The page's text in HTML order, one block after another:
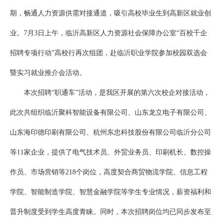
期，畅通人力资源供需对接通道，吸引高校毕业生到高新区就业创
业。7月3日上午，临沂高新区人力资源社会保障办公室“百校千企
招聘专项行动”高校行再次组团，赴临沂职业学院参加校园双选会
暨实习就业推介会活动。
本次招聘“职通车”活动，是我区开展的第六次校企对接活动，
此次共组织临沂聚科智能设备有限公司、山东龙立电子有限公司、
山东海印德印刷有限公司、杭州东忠科技股份有限公司临沂分公司
等11家企业，提供了电气技术员、外贸业务员、印刷机长、数控操
作员、市场营销等218个岗位，高度契合商贸物流学院、信息工程
学院、智能制造学院、智慧金融学院等学生专业情况，薪资福利和
晋升制度受到学生高度青睐。同时，本次招聘岗位均已同步发布至